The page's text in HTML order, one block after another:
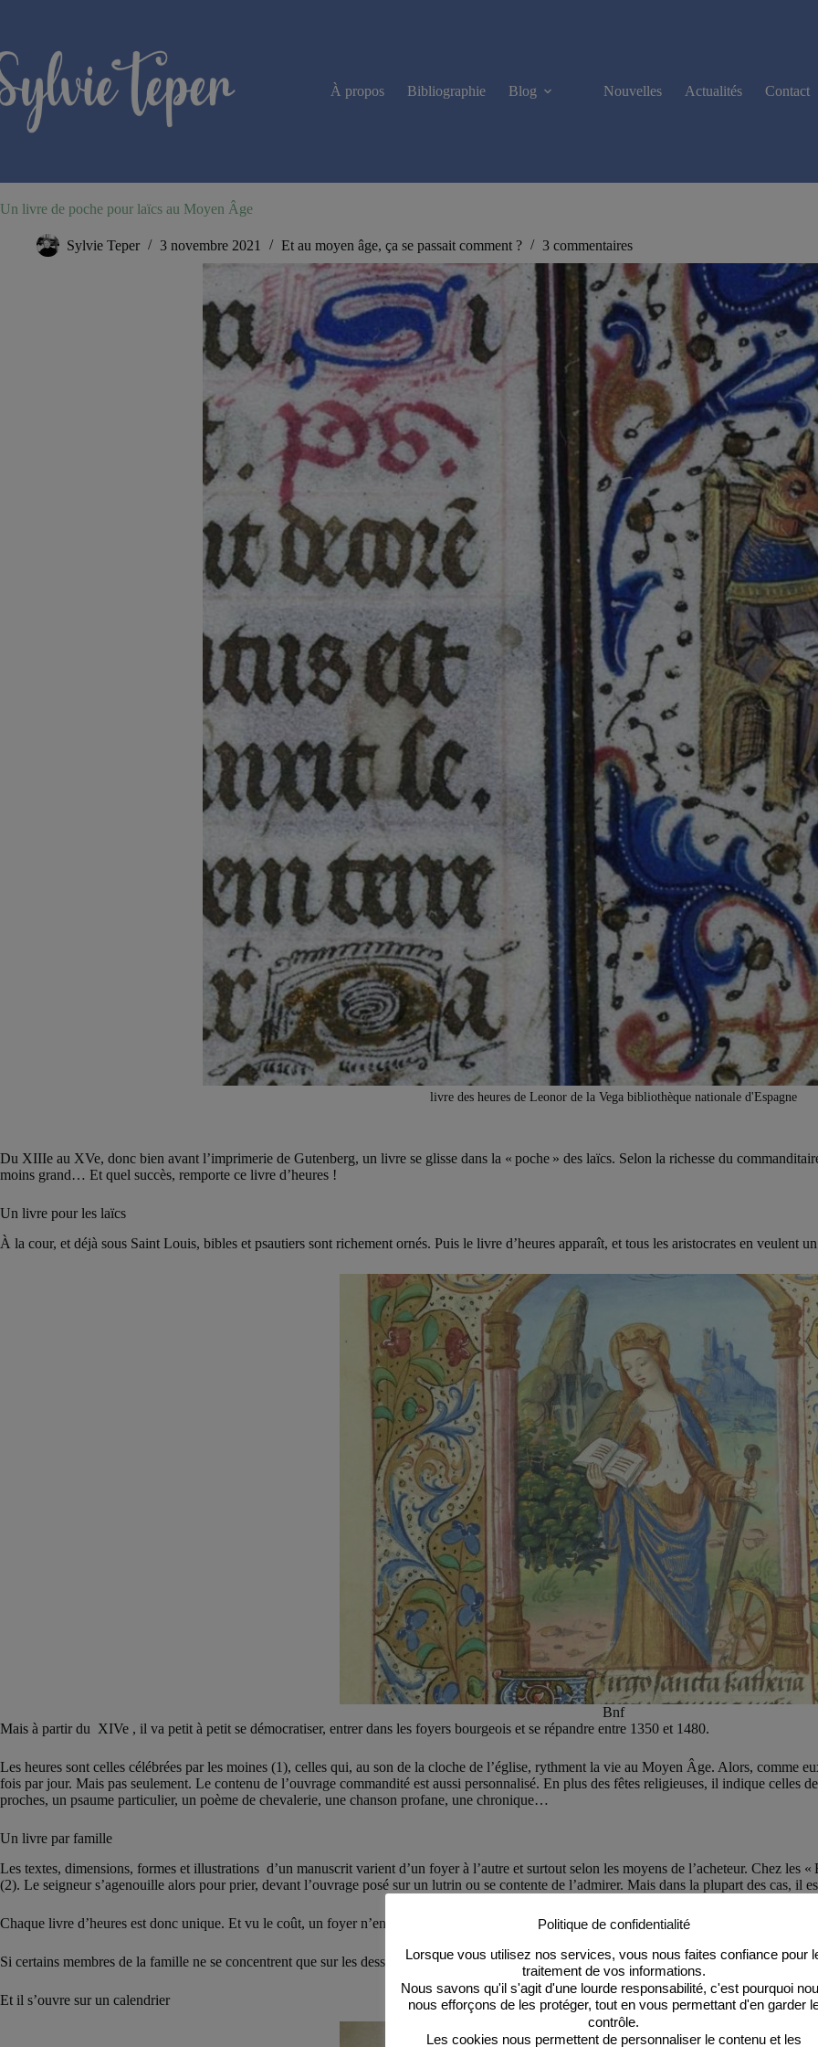
À propos Bibliographie Blog Nouvelles Actualités Contact
Un livre de poche pour laïcs au Moyen Âge
Sylvie Teper 3 novembre 2021 Et au moyen âge, ça se passait comment ? 3 commentaires
livre des heures de Leonor de la Vega bibliothèque nationale d'Espagne
Du XIIIe au XVe, donc bien avant l’imprimerie de Gutenberg, un livre se glisse dans la « poche » des laïcs. Selon la richesse du
moins grand… Et quel succès, remporte ce livre d’heures !
Un livre pour les laïcs
À la cour, et déjà sous Saint Louis, bibles et psautiers sont richement ornés. Puis le livre d’heures apparaît, et tous les aristocrates en veulent
Bnf
Mais à partir du XIVe , il va petit à petit se démocratiser, entrer dans les foyers bourgeois et se répandre entre 1350 et 1480.
Les heures sont celles célébrées par les moines (1), celles qui, au son de la cloche de l’église, rythment la vie au Moyen Âge. Alors, comme
fois par jour. Mais pas seulement. Le contenu de l’ouvrage commandité est aussi personnalisé. En plus des fêtes religieuses, il indique celles
proches, un psaume particulier, un poème de chevalerie, une chanson profane, une chronique…
Un livre par famille
Les textes, dimensions, formes et illustrations d’un manuscrit varient d’un foyer à l’autre et surtout selon les moyens de l’acheteur. Chez les
(2). Le seigneur s’agenouille alors pour prier, devant l’ouvrage posé sur un lutrin ou se contente de l’admirer. Mais dans la plupart des cas, il
Chaque livre d’heures est donc unique. Et vu le coût, un foyer n’en possède qu’un seul (quand il peut se l’offrir), sauf quelques exceptions,
Si certains membres de la famille ne se concentrent que sur les dessins du livre, d’autres s’en servent comme support d’apprentissage à la
Et il s’ouvre sur un calendrier
Politique de confidentialité
Lorsque vous utilisez nos services, vous nous faites confiance pour
traitement de vos informations.
Nous savons qu'il s'agit d'une lourde responsabilité, c'est pourquoi
nous efforçons de les protéger, tout en vous permettant d'en garder
contrôle.
Les cookies nous permettent de personnaliser le contenu et les